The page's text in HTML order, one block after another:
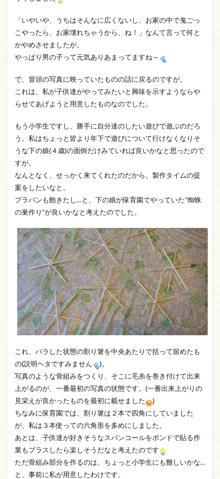
「いやいや、うちはそんなに広くないし、お家の中で鬼ごっ
こやったら、お家壊れちゃうから、ね！」なんて言って何と
かやめさせましたが。
やっぱり男の子って元気ありあまってますね～
で、冒頭の写真に映っていたものの話に戻るのですが。
これは、私が子供達がやってみたいと興味を示すようならや
らせてあげようと用意したものなのでした。
もう小学生ですし、勝手に自分達のしたい遊びで遊ぶのだろ
う。私はちょっと皆より年下で遊びについて行けなくなりそ
うな下の娘(４歳)の面倒だけみていれば良いかなと思ったので
すが。
なんとなく、せっかく来てくれたのだから。製作タイムの提
案をしたいなと。
プラバンも飽きたし…と、下の娘が保育園でやっていた“蜘蛛
の巣作り”が良いかなと考えたのでした。
これ、バラした状態の割り箸を中央あたりで括って留めたも
の(説明ヘタですみません
)。
写真のような骨組みをつくり、そこに毛糸を巻き付けて出来
上がるのが、一番最初の写真の状態です。(一番出来上がりの
見栄えが良かったものを最初に載せました
)
ちなみに保育園では、割り箸は２本で四角にしていました
が、私は３本使っての六角形を多めにしました。
あとは、子供達が好きそうなスパンコールをボンドで貼る作
業もプラスしたら楽しそうだなと考えたのです
ただ骨組み部分を作るのは、ちょっと小学生にも難しいかな…
と、事前に私が用意したわけです。